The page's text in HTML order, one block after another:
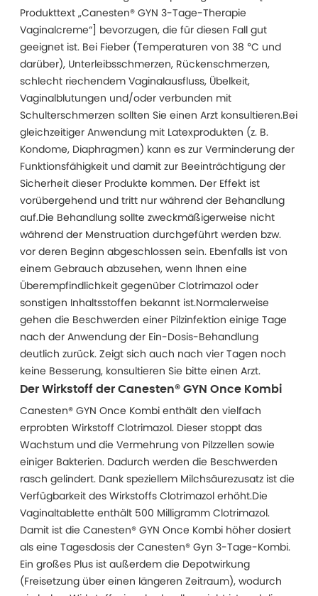
Produkttext „Canesten® GYN 3-Tage-Therapie
Vaginalcreme“] bevorzugen, die für diesen Fall gut
geeignet ist. Bei Fieber (Temperaturen von 38 °C und
darüber), Unterleibsschmerzen, Rückenschmerzen,
schlecht riechendem Vaginalausfluss, Übelkeit,
Vaginalblutungen und/oder verbunden mit
Schulterschmerzen sollten Sie einen Arzt konsultieren.Bei
gleichzeitiger Anwendung mit Latexprodukten (z. B.
Kondome, Diaphragmen) kann es zur Verminderung der
Funktionsfähigkeit und damit zur Beeinträchtigung der
Sicherheit dieser Produkte kommen. Der Effekt ist
vorübergehend und tritt nur während der Behandlung
auf.Die Behandlung sollte zweckmäßigerweise nicht
während der Menstruation durchgeführt werden bzw.
vor deren Beginn abgeschlossen sein. Ebenfalls ist von
einem Gebrauch abzusehen, wenn Ihnen eine
Überempfindlichkeit gegenüber Clotrimazol oder
sonstigen Inhaltsstoffen bekannt ist.Normalerweise
gehen die Beschwerden einer Pilzinfektion einige Tage
nach der Anwendung der Ein-Dosis-Behandlung
deutlich zurück. Zeigt sich auch nach vier Tagen noch
keine Besserung, konsultieren Sie bitte einen Arzt.
Der Wirkstoff der Canesten® GYN Once Kombi
Canesten® GYN Once Kombi enthält den vielfach
erprobten Wirkstoff Clotrimazol. Dieser stoppt das
Wachstum und die Vermehrung von Pilzzellen sowie
einiger Bakterien. Dadurch werden die Beschwerden
rasch gelindert. Dank speziellem Milchsäurezusatz ist die
Verfügbarkeit des Wirkstoffs Clotrimazol erhöht.Die
Vaginaltablette enthält 500 Milligramm Clotrimazol.
Damit ist die Canesten® GYN Once Kombi höher dosiert
als eine Tagesdosis der Canesten® Gyn 3-Tage-Kombi.
Ein großes Plus ist außerdem die Depotwirkung
(Freisetzung über einen längeren Zeitraum), wodurch